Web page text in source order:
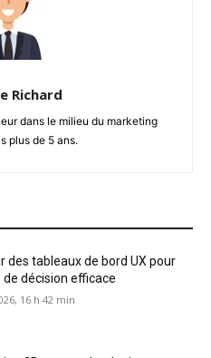
Richard
dans le milieu du marketing
plus de 5 ans.
des tableaux de bord UX pour
de décision efficace
16 h 42 min